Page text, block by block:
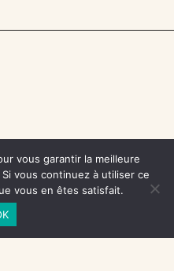
vous garantir la meilleure
vous continuez à utiliser ce
vous en êtes satisfait.